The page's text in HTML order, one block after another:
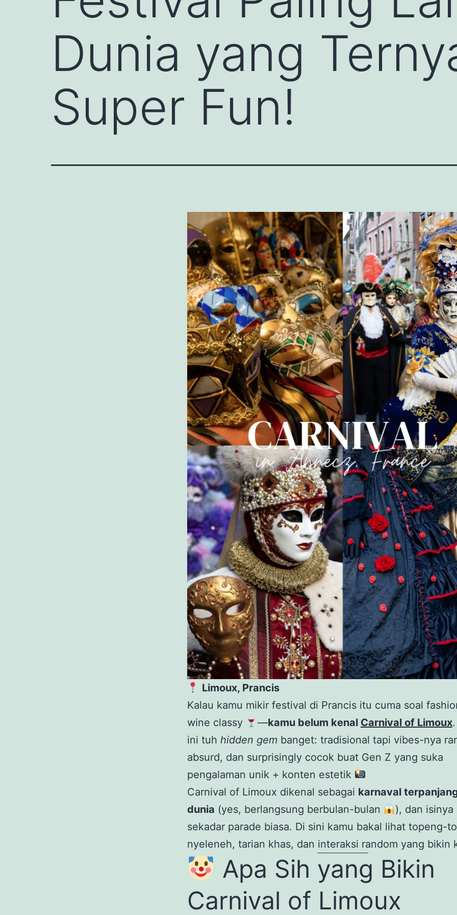
Dunia yang
Super Fun!
Limoux, Prancis
Kalau kamu mikir festival di Prancis itu cuma soal
wine classy
—kamu belum kenal Carnival of Limoux
ini tuh hidden gem banget: tradisional tapi vibes-nya
absurd, dan surprisingly cocok buat Gen Z yang suka
pengalaman unik + konten estetik
Carnival of Limoux dikenal sebagai karnaval
dunia (yes, berlangsung berbulan-bulan
), dan isinya
sekadar parade biasa. Di sini kamu bakal lihat topeng-
nyeleneh, tarian khas, dan interaksi random yang bikin
Apa Sih yang Bikin
Carnival of Limoux